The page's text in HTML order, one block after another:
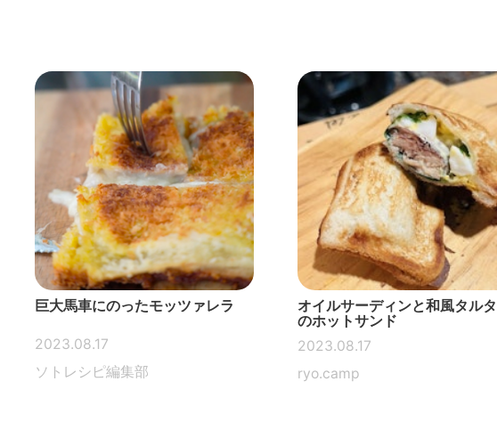
巨大馬車にのったモッツァレラ
2023.08.17
ソトレシピ編集部
オイルサーディンと和風タル
のホットサンド
2023.08.17
ryo.camp